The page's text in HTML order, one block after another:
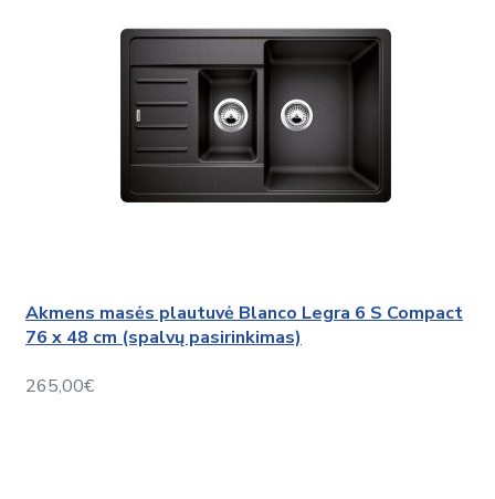
Akmens masės plautuvė Blanco Legra 6 S Compact
76 x 48 cm (spalvų pasirinkimas)
265,00€